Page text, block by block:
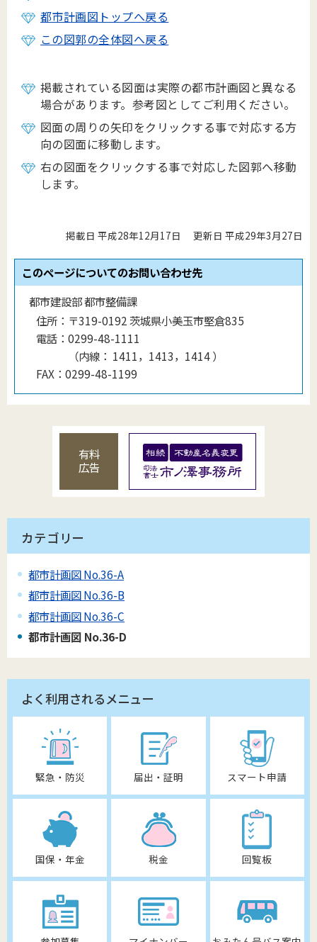
都市計画図トップへ戻る
この図郭の全体図へ戻る
掲載されている図面は実際の都市計画図と異なる
場合があります。参考図としてご利用ください。
図面の周りの矢印をクリックする事で対応する方
向の図面に移動します。
右の図面をクリックする事で対応した図郭へ移動
します。
掲載日 平成28年12月17日 更新日 平成29年3月27日
このページについてのお問い合わせ先
都市建設部 都市整備課
住所： 〒319-0192 茨城県小美玉市堅倉835
電話： 0299-48-1111
（内線 ： 1411，1413，1414）
FAX： 0299-48-1199
有料
広告
カテゴリー
都市計画図 No.36-A
都市計画図 No.36-B
都市計画図 No.36-C
都市計画図 No.36-D
よく利用されるメニュー
緊急・防災 届出・証明 スマート申請
国保・年金 税金 回覧板